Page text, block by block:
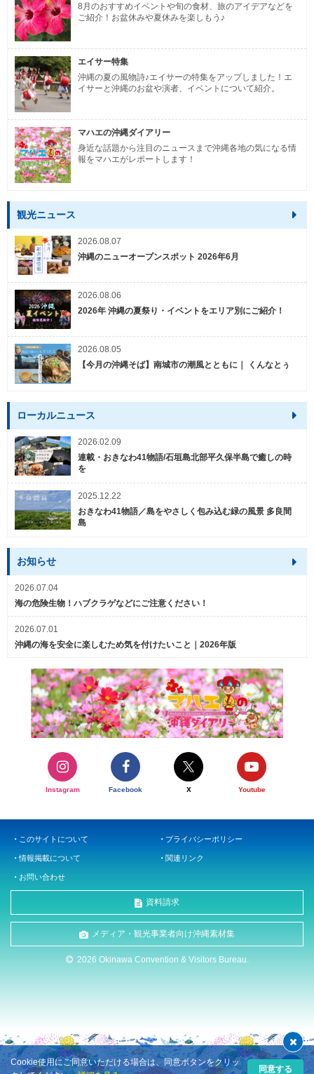
8月のおすすめイベントや旬の食材、旅のアイデアなどを
ご紹介！お盆休みや夏休みを楽しもう♪
エイサー特集
沖縄の夏の風物詩♪エイサーの特集をアップしました！エ
イサーと沖縄のお盆や演者、イベントについて紹介。
マハエの沖縄ダイアリー
身近な話題から注目のニュースまで沖縄各地の気になる情
報をマハエがレポートします！
観光ニュース
2026.08.07
沖縄のニューオープンスポット 2026年6月
2026.08.06
2026年 沖縄の夏祭り・イベントをエリア別にご紹介！
2026.08.05
【今月の沖縄そば】南城市の潮風とともに｜ くんなとぅ
ローカルニュース
2026.02.09
連載・おきなわ41物語/石垣島北部平久保半島で癒しの時
を
2025.12.22
おきなわ41物語／島をやさしく包み込む緑の風景 多良間
島
お知らせ
2026.07.04
海の危険生物！ハブクラゲなどにご注意ください！
2026.07.01
沖縄の海を安全に楽しむため気を付けたいこと｜2026年版
Instagram Facebook X Youtube
このサイトについて プライバシーポリシー
情報掲載について 関連リンク
お問い合わせ
資料請求
メディア・観光事業者向け沖縄素材集
2026 Okinawa Convention & Visitors Bureau.
Cookie使用にご同意いただける場合は、同意ボタンをクリッ
同意する